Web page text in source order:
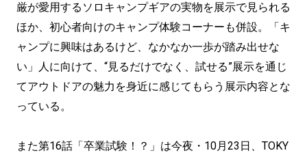
厳が愛用するソロキャンプギアの実物を展示で見られる
ほか、初心者向けのキャンプ体験コーナーも併設。「キ
ャンプに興味はあるけど、なかなか一歩が踏み出せな
い」人に向けて、“見るだけでなく、試せる”展示を通じ
てアウトドアの魅力を身近に感じてもらう展示内容とな
っている。
また第16話「卒業試験！？」は今夜・10月23日、TOKY